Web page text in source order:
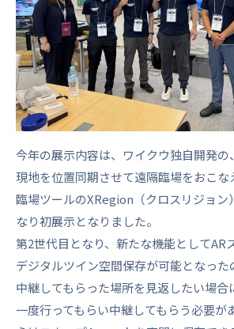
今年の展示内容は、ワイクウ独自開発の
現地を位置同期させて遠隔臨場をおこな
臨場ツールのXRegion（クロスリジョン
なり初展示となりました。
第2世代目となり、新たな機能としてAR
デジタルツイン空間保存が可能となった
中継してもらった場所を見返したい場合
一度行ってもらい中継してもらう必要が